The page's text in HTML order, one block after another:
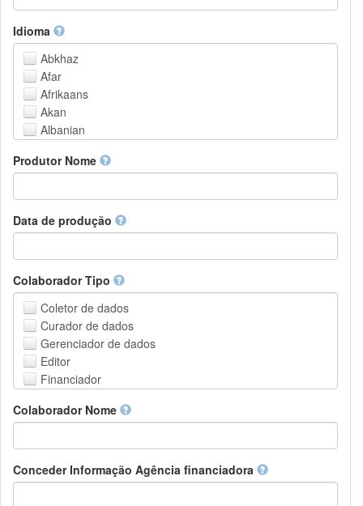
issn
istc
lissn
lsid
pmid
purl
upc
url
urn
DASH-NRS
Idioma
Abkhaz
Afar
Afrikaans
Akan
Albanian
Arabic
Armenian
Assamese
Avaric
Aymara
Azerbaijani
Bambara
Bashkir
Basque
Belarusian
Bengali, Bangla
Bislama
Breton
Bulgarian
Burmese
Produtor Nome
Data de produção
Colaborador Tipo
Coletor de dados
Curador de dados
Gerenciador de dados
Editor
Financiador
Líder do projeto
Membro do projeto
Pessoa Relacionada
Pesquisador
Colaborador Nome
Conceder Informação Agência financiadora